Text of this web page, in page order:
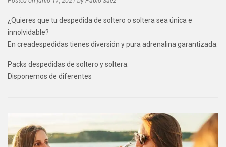
¿Quieres que tu despedida de soltero o soltera sea única e
innolvidable?
En creadespedidas tienes diversión y pura adrenalina garantizada.
Packs despedidas de soltero y soltera.
Disponemos de diferentes